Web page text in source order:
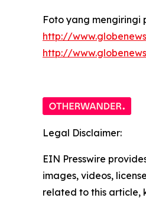
Foto yang mengiringi
http://
http://
Legal Disclaimer:
EIN Presswire
images, videos,
related to this article,